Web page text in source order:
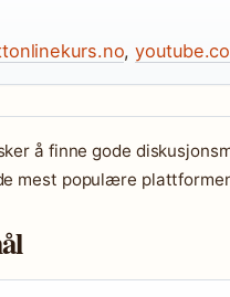
,
å finne gode
mest populære